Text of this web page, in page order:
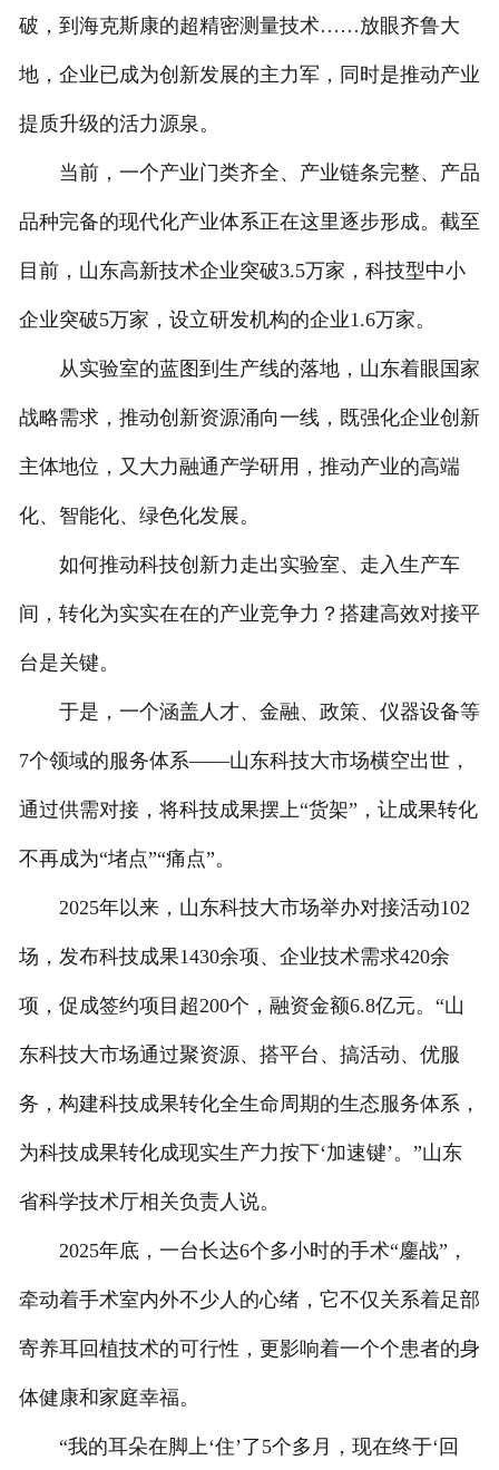
破，到海克斯康的超精密测量技术……放眼齐鲁大
地，企业已成为创新发展的主力军，同时是推动产业
提质升级的活力源泉。
当前，一个产业门类齐全、产业链条完整、产品
品种完备的现代化产业体系正在这里逐步形成。截至
目前，山东高新技术企业突破3.5万家，科技型中小
企业突破5万家，设立研发机构的企业1.6万家。
从实验室的蓝图到生产线的落地，山东着眼国家
战略需求，推动创新资源涌向一线，既强化企业创新
主体地位，又大力融通产学研用，推动产业的高端
化、智能化、绿色化发展。
如何推动科技创新力走出实验室、走入生产车
间，转化为实实在在的产业竞争力？搭建高效对接平
台是关键。
于是，一个涵盖人才、金融、政策、仪器设备等
7个领域的服务体系——山东科技大市场横空出世，
通过供需对接，将科技成果摆上“货架”，让成果转化
不再成为“堵点”“痛点”。
2025年以来，山东科技大市场举办对接活动102
场，发布科技成果1430余项、企业技术需求420余
项，促成签约项目超200个，融资金额6.8亿元。“山
东科技大市场通过聚资源、搭平台、搞活动、优服
务，构建科技成果转化全生命周期的生态服务体系，
为科技成果转化成现实生产力按下‘加速键’。”山东
省科学技术厅相关负责人说。
2025年底，一台长达6个多小时的手术“鏖战”，
牵动着手术室内外不少人的心绪，它不仅关系着足部
寄养耳回植技术的可行性，更影响着一个个患者的身
体健康和家庭幸福。
“我的耳朵在脚上‘住’了5个多月，现在终于‘回